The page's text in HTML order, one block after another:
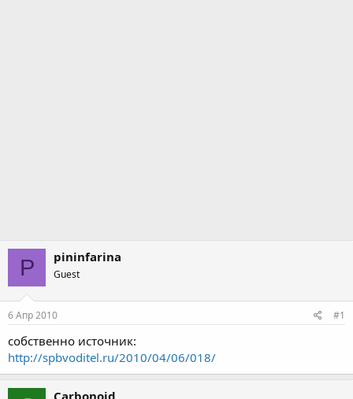
P pininfarina
Guest
6 Апр 2010 #1
собственно источник:
http://spbvoditel.ru/2010/04/06/018/
Carbonoid